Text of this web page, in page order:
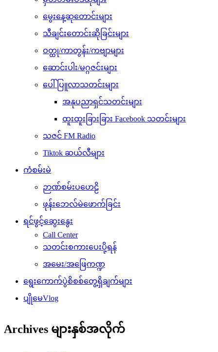
မွေးနေ့ဆုတောင်းများ
သီချင်းတောင်းဆိုခြင်းများ
ဝတ္ထု/ကာတွန်း/ကဗျာများ
ဆောင်းပါး/မဂ္ဂဇင်းများ
ပေါ်ပြူလာသတင်းများ
အနုပညာရှင်သတင်းများ
ထူးထူးခြားခြား Facebook သတင်းများ
သဇင် FM Radio
Tiktok ဆယ်လီများ
ကံစမ်းမဲ
ဉာဏ်စမ်းပဟေဠိ
ဖုန်းဘေလ်မဲဖောက်ခြင်း
ရင်ဖွင့်ဆွေးနွေး
Call Center
သတင်းစကားပေးပို့ရန်
အမေး/အဖြေကဏ္ဍ
ရွေးကောက်ပွဲစိစစ်တွေ့ရှိချက်များ
ပျိုမေVlog
Archives များနှစ်အလိုက်